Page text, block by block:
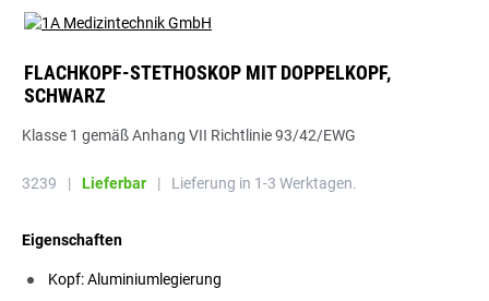
FLACHKOPF-STETHOSKOP MIT DOPPELKOPF,
SCHWARZ
Klasse 1 gemäß Anhang VII Richtlinie 93/42/EWG
3239 | Lieferbar | Lieferung in 1-3 Werktagen.
Eigenschaften
Kopf: Aluminiumlegierung